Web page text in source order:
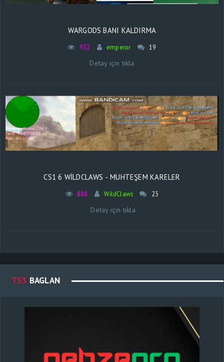
WARGODS BANI KALDIRMA
952 emperor 19
Detay için tıkla
CS1 6 WİLDCLAWS ‐ MUHTEŞEM KARELER
888 WildClaws 23
Detay için tıkla
TS3 BAGLAN